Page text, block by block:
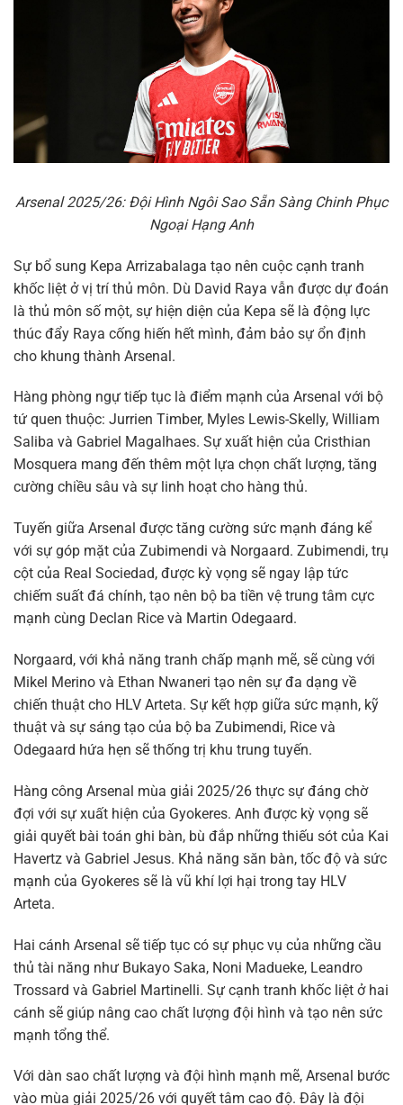
Arsenal 2025/26: Đội Hình Ngôi Sao Sẵn Sàng Chinh Phục
Ngoại Hạng Anh
Sự bổ sung Kepa Arrizabalaga tạo nên cuộc cạnh tranh
khốc liệt ở vị trí thủ môn. Dù David Raya vẫn được dự đoán
là thủ môn số một, sự hiện diện của Kepa sẽ là động lực
thúc đẩy Raya cống hiến hết mình, đảm bảo sự ổn định
cho khung thành Arsenal.
Hàng phòng ngự tiếp tục là điểm mạnh của Arsenal với bộ
tứ quen thuộc: Jurrien Timber, Myles Lewis-Skelly, William
Saliba và Gabriel Magalhaes. Sự xuất hiện của Cristhian
Mosquera mang đến thêm một lựa chọn chất lượng, tăng
cường chiều sâu và sự linh hoạt cho hàng thủ.
Tuyến giữa Arsenal được tăng cường sức mạnh đáng kể
với sự góp mặt của Zubimendi và Norgaard. Zubimendi, trụ
cột của Real Sociedad, được kỳ vọng sẽ ngay lập tức
chiếm suất đá chính, tạo nên bộ ba tiền vệ trung tâm cực
mạnh cùng Declan Rice và Martin Odegaard.
Norgaard, với khả năng tranh chấp mạnh mẽ, sẽ cùng với
Mikel Merino và Ethan Nwaneri tạo nên sự đa dạng về
chiến thuật cho HLV Arteta. Sự kết hợp giữa sức mạnh, kỹ
thuật và sự sáng tạo của bộ ba Zubimendi, Rice và
Odegaard hứa hẹn sẽ thống trị khu trung tuyến.
Hàng công Arsenal mùa giải 2025/26 thực sự đáng chờ
đợi với sự xuất hiện của Gyokeres. Anh được kỳ vọng sẽ
giải quyết bài toán ghi bàn, bù đắp những thiếu sót của Kai
Havertz và Gabriel Jesus. Khả năng săn bàn, tốc độ và sức
mạnh của Gyokeres sẽ là vũ khí lợi hại trong tay HLV
Arteta.
Hai cánh Arsenal sẽ tiếp tục có sự phục vụ của những cầu
thủ tài năng như Bukayo Saka, Noni Madueke, Leandro
Trossard và Gabriel Martinelli. Sự cạnh tranh khốc liệt ở hai
cánh sẽ giúp nâng cao chất lượng đội hình và tạo nên sức
mạnh tổng thể.
Với dàn sao chất lượng và đội hình mạnh mẽ, Arsenal bước
vào mùa giải 2025/26 với quyết tâm cao độ. Đây là đội